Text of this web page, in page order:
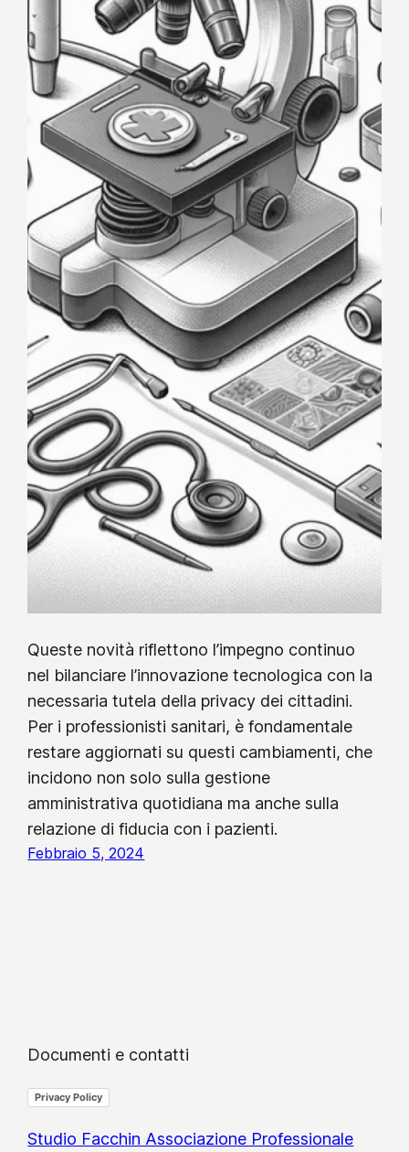
Queste novità riflettono l’impegno continuo
nel bilanciare l’innovazione tecnologica con la
necessaria tutela della privacy dei cittadini.
Per i professionisti sanitari, è fondamentale
restare aggiornati su questi cambiamenti, che
incidono non solo sulla gestione
amministrativa quotidiana ma anche sulla
relazione di fiducia con i pazienti.
Febbraio 5, 2024
Documenti e contatti
Privacy Policy
Studio Facchin Associazione Professionale